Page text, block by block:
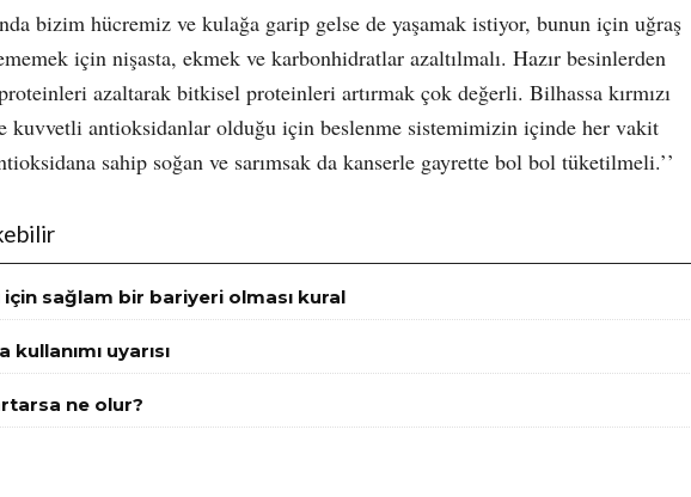
bizim hücremiz ve kulağa garip gelse de yaşamak istiyor, bunun için uğraş
için nişasta, ekmek ve karbonhidratlar azaltılmalı. Hazır besinlerden
azaltarak bitkisel proteinleri artırmak çok değerli. Bilhassa kırmızı
kuvvetli antioksidanlar olduğu için beslenme sistemimizin içinde her vakit
sahip soğan ve sarımsak da kanserle gayrette bol bol tüketilmeli.’’
için sağlam bir bariyeri olması kural
uyarısı
ne olur?